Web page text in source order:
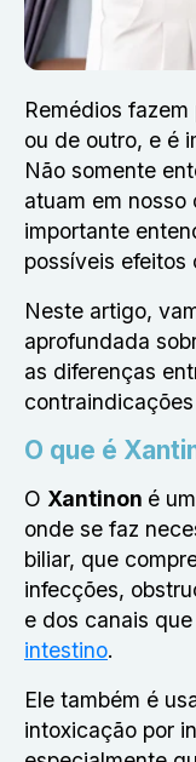
Remédios
ou de outro, e é
Não somente
atuam em
importante
possíveis efeitos
Neste artigo,
aprofundada
as diferenças
O que é
O Xantinon é
onde se faz
biliar, que
infecções,
e dos canais
intestino.
Ele também é
intoxicação por